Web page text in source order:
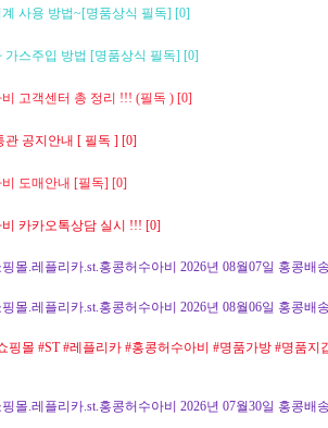
사용 방법~[명품상식 필독] [0]
가스주입 방법 [명품상식 필독] [0]
고객센터 총 정리 !!! (필독 ) [0]
관 공지안내 [ 필독 ] [0]
도매안내 [필독] [0]
카카오톡상담 실시 !!! [0]
몰.레플리카.st.홍콩허수아비 2026년 08월07일 홍콩배
몰.레플리카.st.홍콩허수아비 2026년 08월06일 홍콩배
핑몰 #ST #레플리카 #홍콩허수아비 #명품가방 #명품
몰.레플리카.st.홍콩허수아비 2026년 07월30일 홍콩배